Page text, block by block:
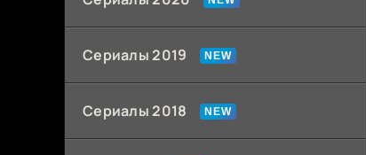
Сериалы 2019
Сериалы 2018